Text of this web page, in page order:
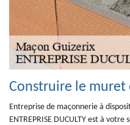
Construire le
Entreprise de maçonnerie à
ENTREPRISE DUCULTY est à